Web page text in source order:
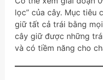
lọc” của cây. Mục tiêu
giữ tất cả trái bằng
cây giữ được những
và có tiềm năng cho